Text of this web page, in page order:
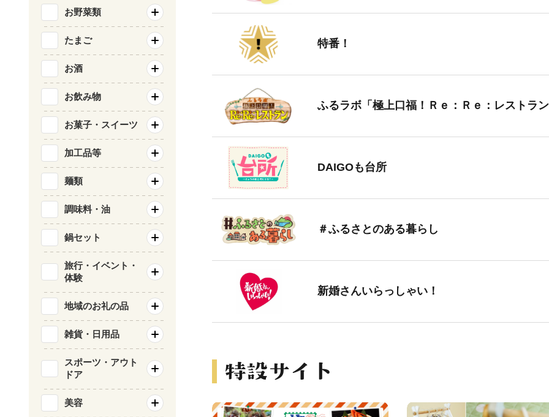
特番！
ふるラボ「極上口福！Ｒｅ：Ｒｅ：レストラ
DAIGOも台所
＃ふるさとのある暮らし
新婚さんいらっしゃい！
お野菜類
たまご
お酒
お飲み物
お菓子・スイーツ
加工品等
麺類
調味料・油
鍋セット
旅行・イベント・
体験
地域のお礼の品
雑貨・日用品
スポーツ・アウト
ドア
美容